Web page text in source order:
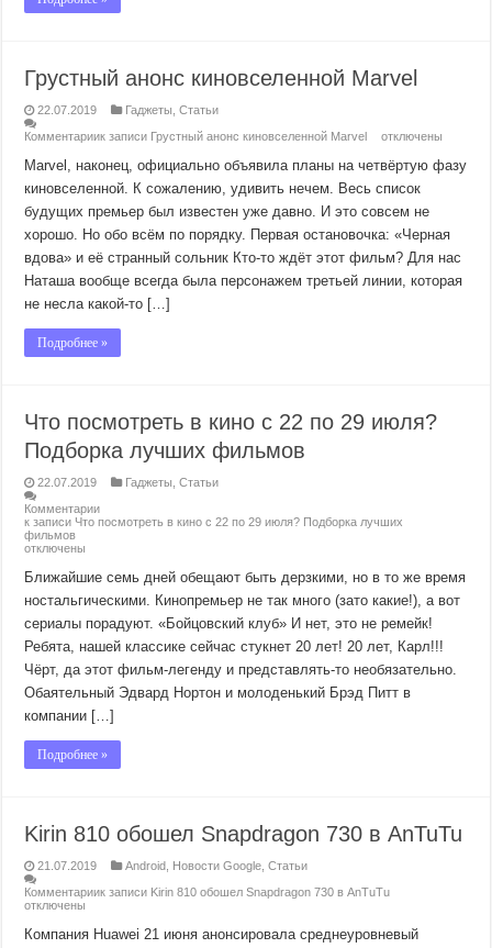
Грустный анонс киновселенной Marvel
22.07.2019 Гаджеты ,Статьи
Комментариик записи Грустный анонс киновселенной Marvel отключены
Marvel, наконец, официально объявила планы на четвёртую фазу
киновселенной. К сожалению, удивить нечем. Весь список
будущих премьер был известен уже давно. И это совсем не
хорошо. Но обо всём по порядку. Первая остановочка: «Черная
вдова» и её странный сольник Кто-то ждёт этот фильм? Для нас
Наташа вообще всегда была персонажем третьей линии, которая
не несла какой-то […]
Подробнее »
Что посмотреть в кино с 22 по 29 июля?
Подборка лучших фильмов
22.07.2019 Гаджеты ,Статьи
Комментарии
к записи Что посмотреть в кино с 22 по 29 июля? Подборка лучших
фильмов
отключены
Ближайшие семь дней обещают быть дерзкими, но в то же время
ностальгическими. Кинопремьер не так много (зато какие!), а вот
сериалы порадуют. «Бойцовский клуб» И нет, это не ремейк!
Ребята, нашей классике сейчас стукнет 20 лет! 20 лет, Карл!!!
Чёрт, да этот фильм-легенду и представлять-то необязательно.
Обаятельный Эдвард Нортон и молоденький Брэд Питт в
компании […]
Подробнее »
Kirin 810 обошел Snapdragon 730 в AnTuTu
21.07.2019 Android Новости Google ,Статьи
Комментариик записи Kirin 810 обошел Snapdragon 730 в AnTuTu
отключены
Компания Huawei 21 июня анонсировала среднеуровневый